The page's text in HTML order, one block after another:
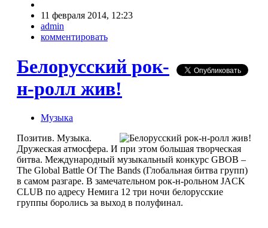
11 февраля 2014, 12:23
admin
комментировать
Белорусский рок-
н-ролл жив!
Музыка
Позитив. Музыка.
Дружеская атмосфера. И при этом большая творческая
битва. Международный музыкальный конкурс GBOB –
The Global Battle Of The Bands (Глобальная битва групп)
в самом разгаре. В замечательном рок-н-рольном JACK
CLUB по адресу Немига 12 три ночи белорусские
группы боролись за выход в полуфинал.